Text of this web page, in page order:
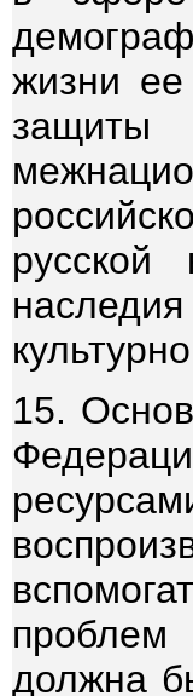
жизни ее
защиты
русской
15.
проблем
должна